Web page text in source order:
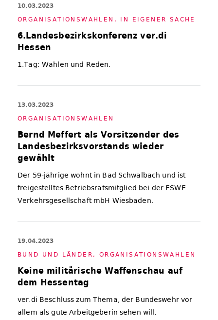
10.03.2023
OR­GA­NI­SA­TI­ONS­WAH­LEN , IN EI­GE­NER SA­CHE
6.Landesbezirkskonferenz ver.di
Hessen
1.Tag: Wahlen und Reden.
13.03.2023
OR­GA­NI­SA­TI­ONS­WAH­LEN
Bernd Meffert als Vorsitzender des
Landesbezirksvorstands wieder
gewählt
Der 59-jährige wohnt in Bad Schwalbach und ist
freigestelltes Betriebsratsmitglied bei der ESWE
Verkehrsgesellschaft mbH Wiesbaden.
19.04.2023
BUND UND LÄN­DER , OR­GA­NI­SA­TI­ONS­WAH­LEN
Keine militärische Waffenschau auf
dem Hessentag
ver.di Beschluss zum Thema, der Bundeswehr vor
allem als gute Arbeitgeberin sehen will.